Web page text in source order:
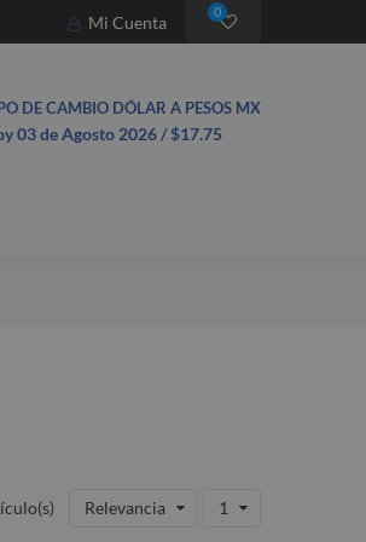
Mi Cuenta 0
DE CAMBIO DÓLAR A PESOS MX
03de Agosto 2026 / $17.75
Relevancia 1